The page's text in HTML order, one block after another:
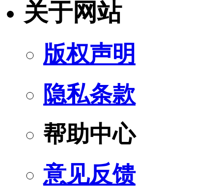
关于网站
版权声明
隐私条款
帮助中心
意见反馈